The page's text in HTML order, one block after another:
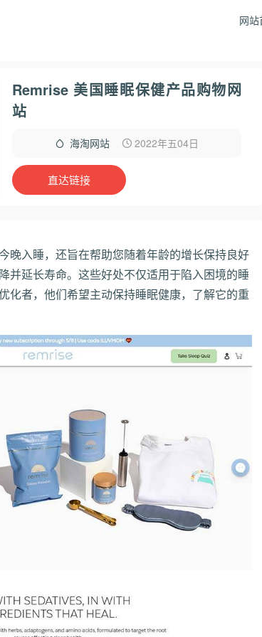
网站
Remrise 美国睡眠保健产品购物网
站
海淘网站 2022年五04日
直达链接
晚入睡，还旨在帮助您随着年龄的增长保持良好
并延长寿命。 这些好处不仅适用于陷入困境的睡
化者，他们希望主动保持睡眠健康，了解它的重